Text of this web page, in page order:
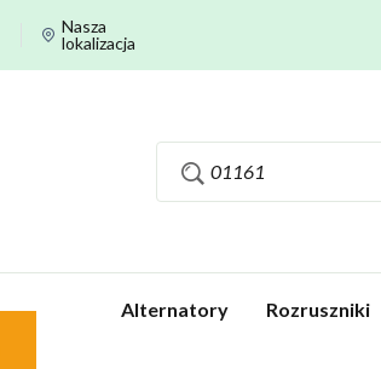
Nasza
lokalizacja
Alternatory Rozruszniki